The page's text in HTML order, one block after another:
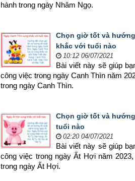
hành trong ngày Nhâm Ngọ.
Chọn giờ tốt và
khắc với tuổi nào
10:12 06/07/2021
Bài viết này sẽ giúp
công việc trong ngày Canh Thìn năm
trong ngày Canh Thìn.
Chọn giờ tốt và
tuổi nào
02:20 04/07/2021
Bài viết này sẽ giúp
công việc trong ngày Ất Hợi năm
trong ngày Ất Hợi.